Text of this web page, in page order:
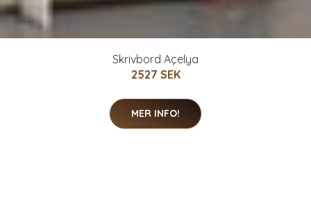
Skrivbord Açelya
2527 SEK
MER INFO!